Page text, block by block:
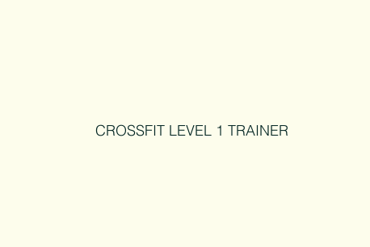
CROSSFIT LEVEL 1 TRAINER